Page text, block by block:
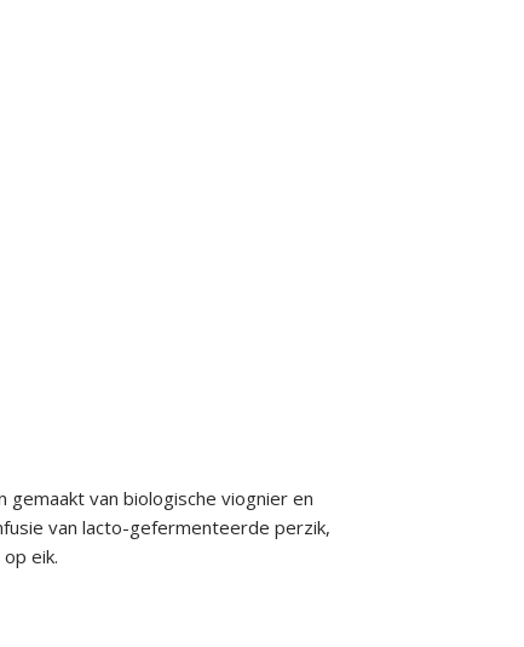
gemaakt van biologische viognier en
van lacto-gefermenteerde perzik,
eik.